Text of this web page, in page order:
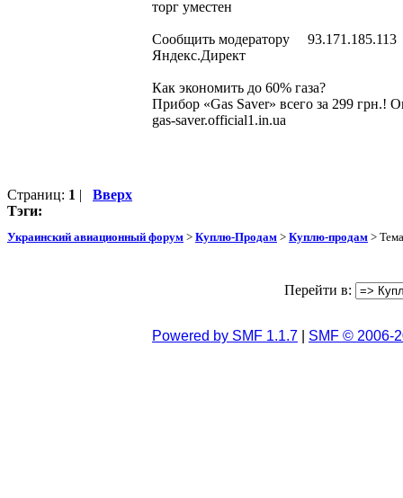
торг уместен
Сообщить модератору 93.171.185.113
Яндекс.Директ
Как экономить до 60% газа?
Прибор «Gas Saver» всего за 299 грн.!
gas-saver.official1.in.ua
Страниц: 1 | Вверх
Тэги:
Украинский авиационный форум > Куплю-Продам > Куплю-продам >
Перейти в:
Powered by SMF 1.1.7 SMF © 2006-